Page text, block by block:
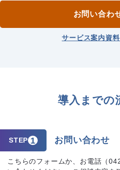
お問い合わ
サービス案内資
導入までの
STEP 1 お問い合わせ
こちらのフォームか、お電話（